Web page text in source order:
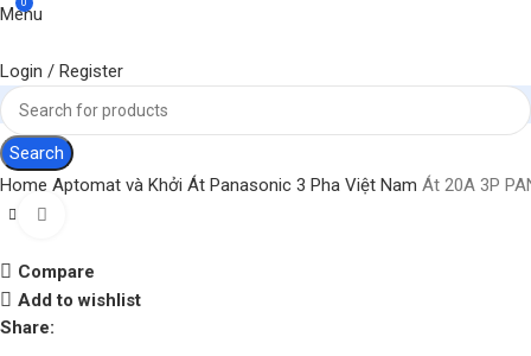
Menu
Login / Register
Search
Home Aptomat và Khởi Át Panasonic 3 Pha Việt Nam Át 20A 3P
Compare
Add to wishlist
Share:
0